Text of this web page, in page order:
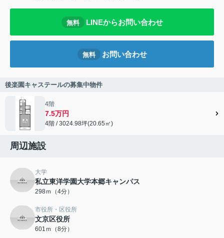
無料 LINEからお問い合わせ
無料 お問い合わせ
後楽園キャステールの募集中物件
4階
7.5万円
4階 / 3024.98坪(20.65㎡)
周辺施設
大学
私立東洋学園大学本郷キャンパス
298ｍ（4分）
市役所・区役所
文京区役所
601ｍ（8分）